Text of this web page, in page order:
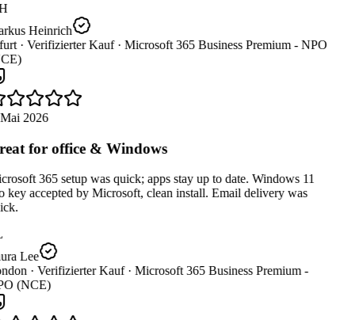
Heinrich
· Verifizierter Kauf · Microsoft 365 Business Premium - NPO
2026
for office & Windows
365 setup was quick; apps stay up to date. Windows 11
key accepted by Microsoft, clean install. Email delivery was
Lee
· Verifizierter Kauf · Microsoft 365 Business Premium -
(NCE)